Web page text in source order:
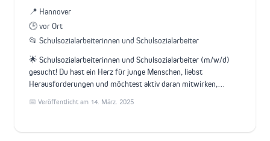
📍 Hannover
🕒 vor Ort
📂 Schulsozialarbeiterinnen und Schulsozialarbeiter
🌟 Schulsozialarbeiterinnen und Schulsozialarbeiter (m/w/d)
gesucht! Du hast ein Herz für junge Menschen, liebst
Herausforderungen und möchtest aktiv daran mitwirken,…
📅 Veröffentlicht am 14. März. 2025